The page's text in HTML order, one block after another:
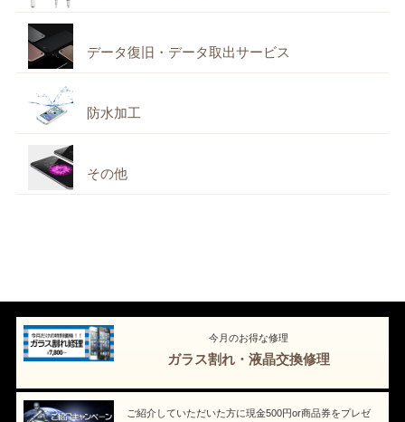
データ復旧・データ取出サービス
防水加工
その他
今月のお得な修理
ガラス割れ・液晶交換修理
ご紹介していただいた方に現金500円or商品券をプレゼ